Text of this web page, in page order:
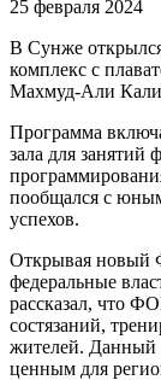
25 февраля 2024
В Сунже
комплекс с
Махмуд-Али
Программа
зала для занятий
пообщался с
успехов.
Открывая новый
федеральные
рассказал, что
состязаний,
жителей. Данный
ценным для